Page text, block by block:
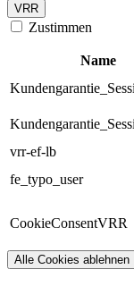
VRR
Zustimmen
Name
vrr-ef-lb
fe_typo_user
CookieConsentVRR
Alle Cookies ablehnen